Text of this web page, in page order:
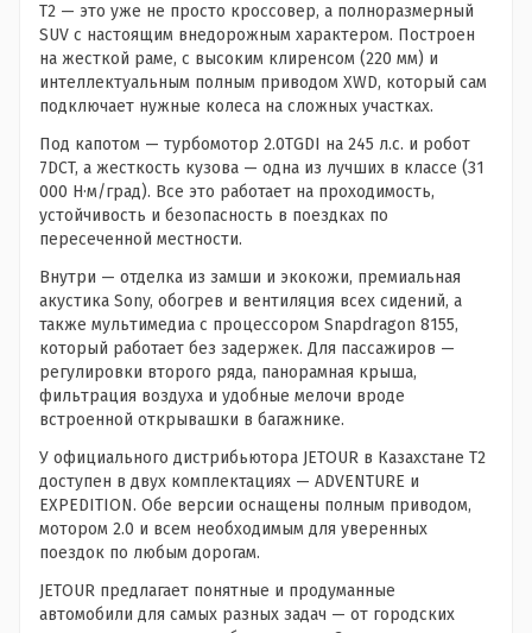
T2 — это уже не просто кроссовер, а полноразмерный
SUV с настоящим внедорожным характером. Построен
на жесткой раме, с высоким клиренсом (220 мм) и
интеллектуальным полным приводом XWD, который сам
подключает нужные колеса на сложных участках.
Под капотом — турбомотор 2.0TGDI на 245 л.с. и робот
7DCT, а жесткость кузова — одна из лучших в классе (31
000 Н·м/град). Все это работает на проходимость,
устойчивость и безопасность в поездках по
пересеченной местности.
Внутри — отделка из замши и экокожи, премиальная
акустика Sony, обогрев и вентиляция всех сидений, а
также мультимедиа с процессором Snapdragon 8155,
который работает без задержек. Для пассажиров —
регулировки второго ряда, панорамная крыша,
фильтрация воздуха и удобные мелочи вроде
встроенной открывашки в багажнике.
У официального дистрибьютора JETOUR в Казахстане T2
доступен в двух комплектациях — ADVENTURE и
EXPEDITION. Обе версии оснащены полным приводом,
мотором 2.0 и всем необходимым для уверенных
поездок по любым дорогам.
JETOUR предлагает понятные и продуманные
автомобили для самых разных задач — от городских